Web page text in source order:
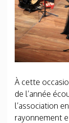
À cette
de l’année
l’association
rayonnement